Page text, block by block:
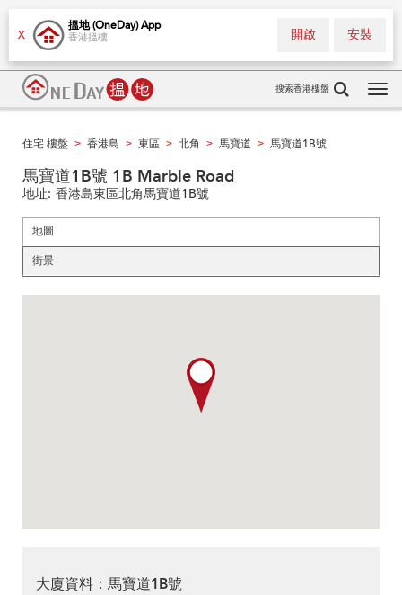
X
搵地 (OneDay) App
香港搵樓 安裝
開啟
搜索香港樓盤
住宅 樓盤 > 香港島 > 東區 > 北角 > 馬寶道 > 馬寶道1B號
馬寶道1B號 1B Marble Road
地址: 香港島東區北角馬寶道1B號
地圖
街景
大廈資料：馬寶道1B號